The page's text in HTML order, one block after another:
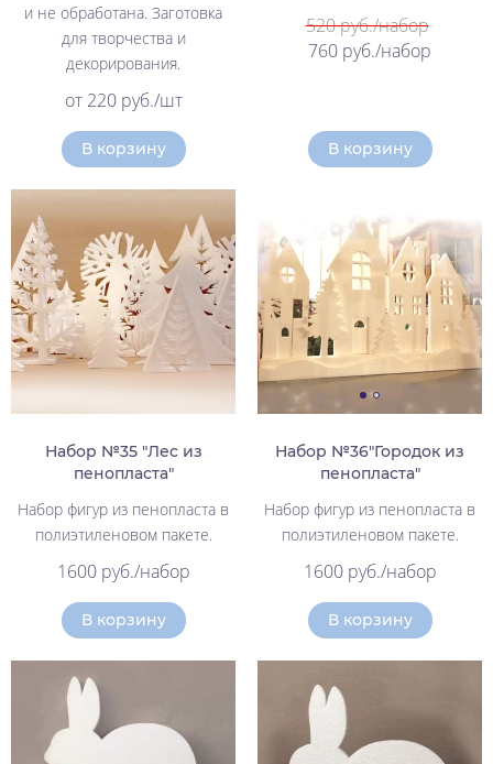
и не обработана. Заготовка
для творчества и
декорирования.
от 220 руб./шт
В корзину
520 руб./набор
760 руб./набор
В корзину
Набор №35 "Лес из
пенопласта"
Набор фигур из пенопласта в
полиэтиленовом пакете.
1600 руб./набор
В корзину
Набор №36"Городок из
пенопласта"
Набор фигур из пенопласта в
полиэтиленовом пакете.
1600 руб./набор
В корзину